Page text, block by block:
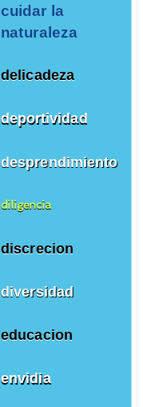
cuidar la
naturaleza
delicadeza
deportividad
desprendimiento
diligencia
discrecion
diversidad
educacion
envidia